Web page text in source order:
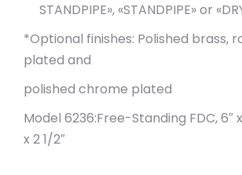
STANDPIPE», «STANDPIPE» or
*Optional finishes: Polished brass,
plated and
polished chrome plated
Model 6236:Free-Standing FDC, 6″ x
x 2 1/2″